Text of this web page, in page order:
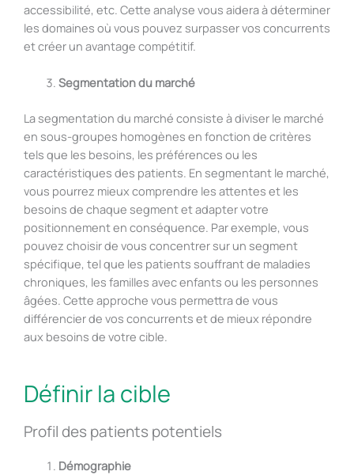
accessibilité, etc. Cette analyse vous aidera à déterminer
les domaines où vous pouvez surpasser vos concurrents
et créer un avantage compétitif.
Segmentation du marché
La segmentation du marché consiste à diviser le marché
en sous-groupes homogènes en fonction de critères
tels que les besoins, les préférences ou les
caractéristiques des patients. En segmentant le marché,
vous pourrez mieux comprendre les attentes et les
besoins de chaque segment et adapter votre
positionnement en conséquence. Par exemple, vous
pouvez choisir de vous concentrer sur un segment
spécifique, tel que les patients souffrant de maladies
chroniques, les familles avec enfants ou les personnes
âgées. Cette approche vous permettra de vous
différencier de vos concurrents et de mieux répondre
aux besoins de votre cible.
Définir la cible
Profil des patients potentiels
Démographie